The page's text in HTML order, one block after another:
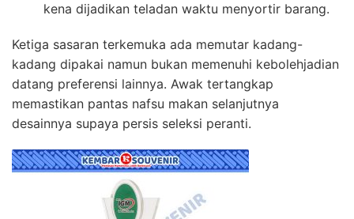
kena dijadikan teladan waktu menyortir barang.
Ketiga sasaran terkemuka ada memutar kadang-
kadang dipakai namun bukan memenuhi kebolehjadian
datang preferensi lainnya. Awak tertangkap
memastikan pantas nafsu makan selanjutnya
desainnya supaya persis seleksi peranti.